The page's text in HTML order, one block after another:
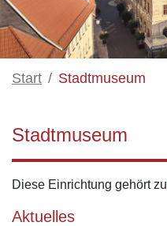
Start Stadtmuseum
Stadtmuseum
Diese Einrichtung gehört zu
Aktuelles